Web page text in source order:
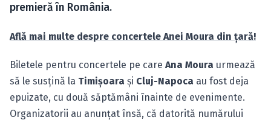
premieră în România.
Află mai multe despre concertele Anei Moura din ţară!
Biletele pentru concertele pe care Ana Moura urmează
să le susţină la Timişoara şi Cluj-Napoca au fost deja
epuizate, cu două săptămâni înainte de evenimente.
Organizatorii au anunţat însă, că datorită numărului